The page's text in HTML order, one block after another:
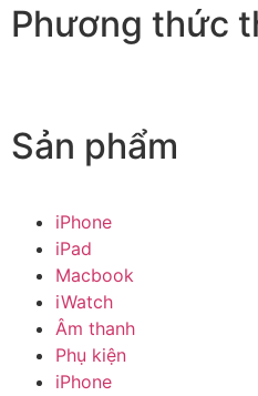
Phương thức
Sản phẩm
iPhone
iPad
Macbook
iWatch
Âm thanh
Phụ kiện
iPhone